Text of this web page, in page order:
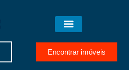
Encontrar imóveis